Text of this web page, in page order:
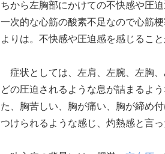
ちから左胸部にかけての不快感や圧
一次的な心筋の酸素不足なので心筋
よりは。不快感や圧迫感を感じること
症状としては、左肩、左腕、左胸
どの圧迫されるような息が詰まるよ
た、胸苦しい、胸が痛い、胸が締め
つけられるような感じ、灼熱感と言っ